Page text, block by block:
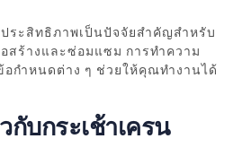
ระสิทธิภาพเป็นปัจจัยสำคัญสำหรับ
สร้างและซ่อมแซม การทำความ
อกำหนดต่าง ๆ ช่วยให้คุณทำงานได้
บกระเช้าเครน